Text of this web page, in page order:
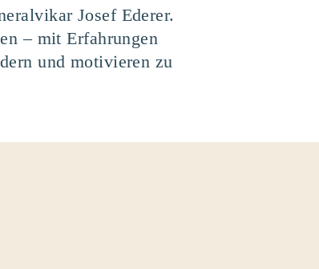
Josef Ede­rer.
– mit Erfah­run­gen
und moti­vie­ren zu